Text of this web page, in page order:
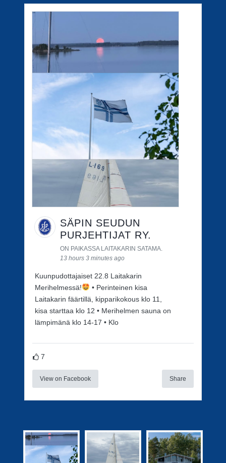
SÄPIN SEUDUN
PURJEHTIJAT RY.
ON PAIKASSA LAITAKARIN SATAMA.
13 hours 3 minutes ago
Kuunpudottajaiset 22.8 Laitakarin
Merihelmessä!
• Perinteinen kisa
Laitakarin fäärtillä, kipparikokous klo 11,
kisa starttaa klo 12 • Merihelmen sauna on
lämpimänä klo 14-17 • Klo
7
View on Facebook Share